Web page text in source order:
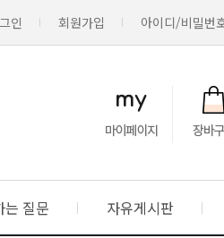
인 회원가입 아이디/비밀번
는 질문 자유게시판